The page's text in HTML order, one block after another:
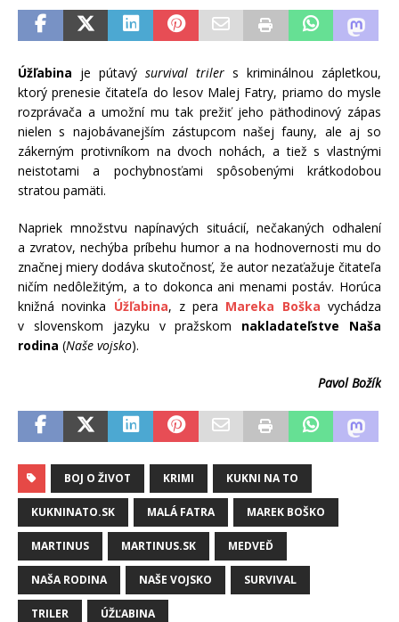
Úžľabina je pútavý survival triler s kriminálnou zápletkou,
ktorý prenesie čitateľa do lesov Malej Fatry, priamo do mysle
rozprávača a umožní mu tak prežiť jeho päťhodinový zápas
nielen s najobávanejším zástupcom našej fauny, ale aj so
zákerným protivníkom na dvoch nohách, a tiež s vlastnými
neistotami a pochybnosťami spôsobenými krátkodobou
stratou pamäti.
Napriek množstvu napínavých situácií, nečakaných odhalení
a zvratov, nechýba príbehu humor a na hodnovernosti mu do
značnej miery dodáva skutočnosť, že autor nezaťažuje čitateľa
ničím nedôležitým, a to dokonca ani menami postáv. Horúca
knižná novinka Úžľabina, z pera Mareka Boška vychádza
v slovenskom jazyku v pražskom nakladateľstve Naša
rodina (Naše vojsko).
Pavol Božík
BOJ O ŽIVOT KRIMI KUKNI NA TO
KUKNINATO.SK MALÁ FATRA MAREK BOŠKO
MARTINUS MARTINUS.SK MEDVEĎ
NAŠA RODINA NAŠE VOJSKO SURVIVAL
TRILER ÚŽĽABINA